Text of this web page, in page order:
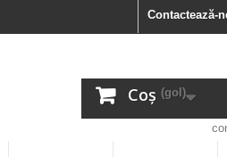
Contactează-
Coș (gol)